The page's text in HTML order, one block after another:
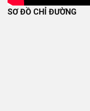
SƠ ĐỒ CHỈ ĐƯỜNG